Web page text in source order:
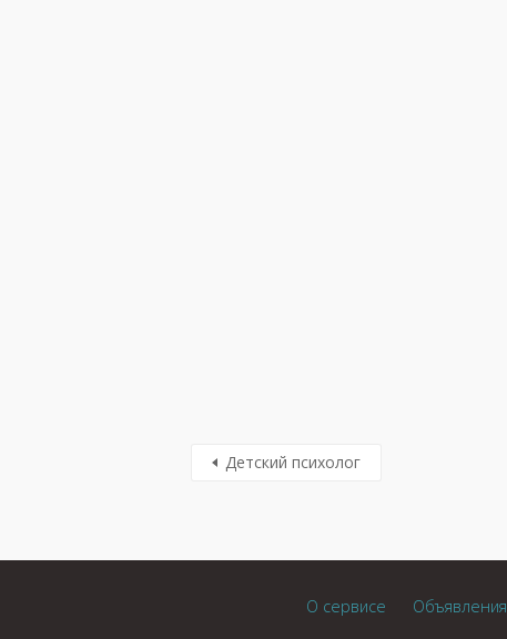
Детский психолог
О сервисе Объявления